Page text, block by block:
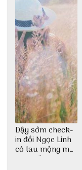
Dậy sớm check-
in đồi Ngọc Linh
cỏ lau mộng mơ
tại Huế nè bạn